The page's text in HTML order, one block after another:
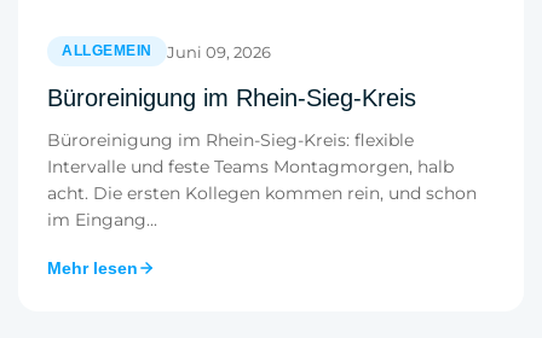
ALLGEMEIN Juni 09, 2026
Büroreinigung im Rhein-Sieg-Kreis
Büroreinigung im Rhein-Sieg-Kreis: flexible
Intervalle und feste Teams Montagmorgen, halb
acht. Die ersten Kollegen kommen rein, und schon
im Eingang...
Mehr lesen